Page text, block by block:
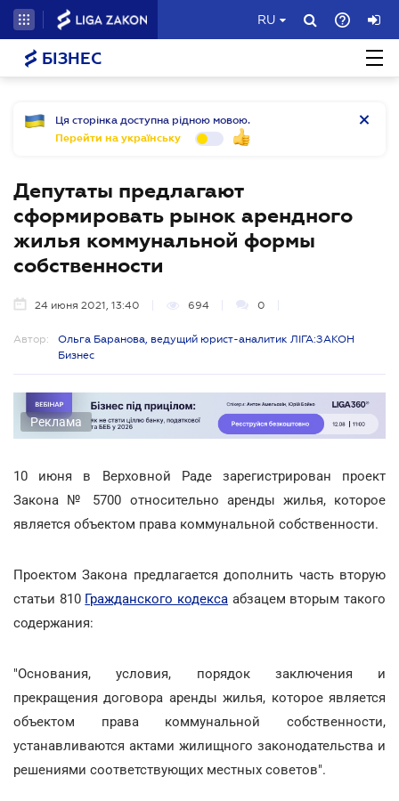
RU
БІЗНЕС
Ця сторінка доступна рідною мовою.
Перейти на українську
Депутаты предлагают
сформировать рынок арендного
жилья коммунальной формы
собственности
24 июня 2021, 13:40 694 0
Автор:
Ольга Баранова, ведущий юрист-аналитик ЛІГА:ЗАКОН
Бизнес
Реклама
10 июня в Верховной Раде зарегистрирован проект
Закона № 5700 относительно аренды жилья, которое
является объектом права коммунальной собственности.
Проектом Закона предлагается дополнить часть вторую
статьи 810 Гражданского кодекса абзацем вторым такого
содержания:
"Основания, условия, порядок заключения и
прекращения договора аренды жилья, которое является
объектом права коммунальной собственности,
устанавливаются актами жилищного законодательства и
решениями соответствующих местных советов".